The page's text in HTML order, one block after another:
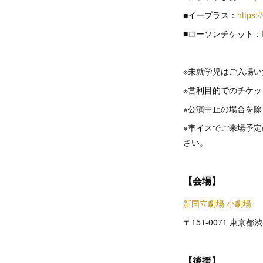
■イープラス：
■ローソンチケット：
※未就学児はご入場
※営利目的でのチケ
※公演中止の場合を
※車イスでご来場予
さい。
【会場】
新国立劇場 小劇場
〒151-0071 東京都